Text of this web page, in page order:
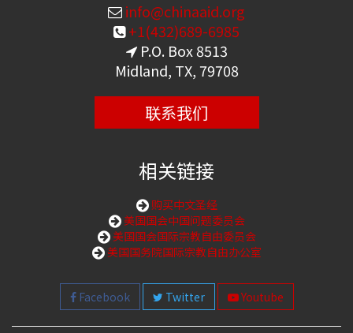
info@chinaaid.org
+1(432)689-6985
P.O. Box 8513
Midland, TX, 79708
联系我们
相关链接
购买中文圣经
美国国会中国问题委员会
美国国会国际宗教自由委员会
美国国务院国际宗教自由办公室
Facebook Twitter Youtube